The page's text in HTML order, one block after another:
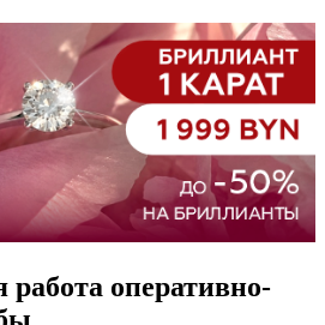
работа оперативно-